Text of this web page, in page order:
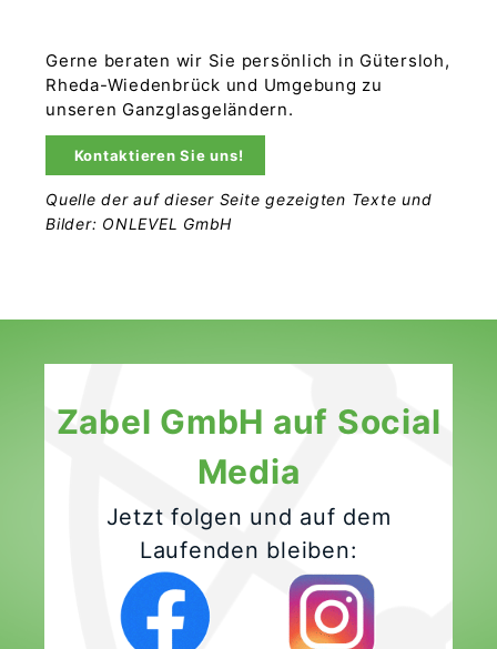
Gerne beraten wir Sie persönlich in Gütersloh,
Rheda-Wiedenbrück und Umgebung zu
unseren Ganzglasgeländern.
Kontaktieren Sie uns!
Quelle der auf dieser Seite gezeigten Texte und
Bilder: ONLEVEL GmbH
Zabel GmbH auf Social
Media
Jetzt folgen und auf dem
Laufenden bleiben: